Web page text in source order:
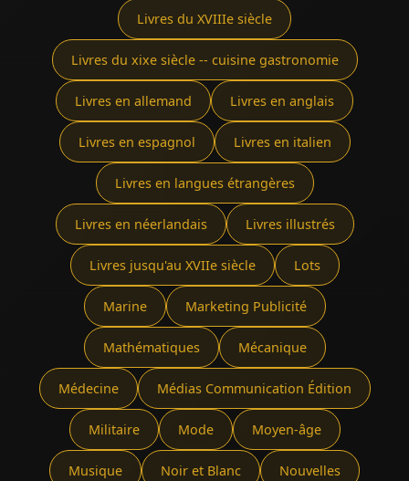
Livres du XVIIIe siècle
Livres du xixe siècle -- cuisine gastronomie
Livres en allemand Livres en anglais
Livres en espagnol Livres en italien
Livres en langues étrangères
Livres en néerlandais Livres illustrés
Livres jusqu'au XVIIe siècle Lots
Marine Marketing Publicité
Mathématiques Mécanique
Médecine Médias Communication Édition
Militaire Mode Moyen-âge
Musique Noir et Blanc Nouvelles